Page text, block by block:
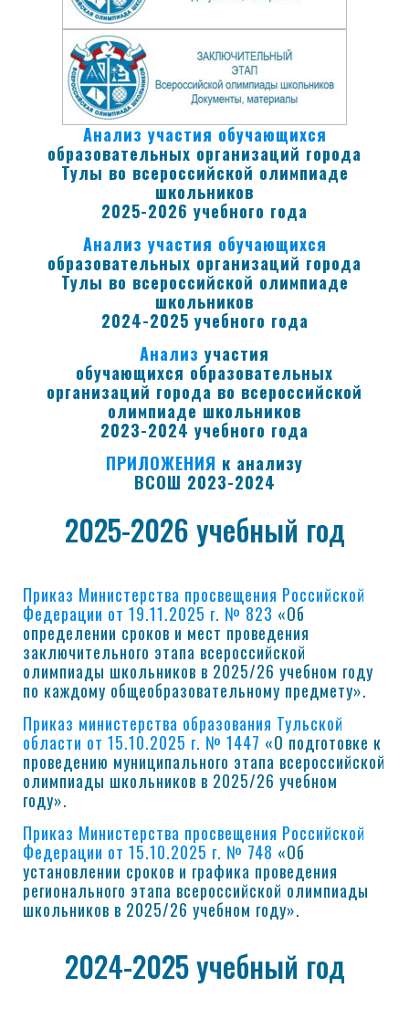
Анализ участия обучающихся
образовательных организаций города
Тулы во всероссийской олимпиаде
школьников
2025-2026 учебного года
Анализ участия обучающихся
образовательных организаций города
Тулы во всероссийской олимпиаде
школьников
2024-2025 учебного года
Анализ участия
обучающихся образовательных
организаций города во всероссийской
олимпиаде школьников
2023-2024 учебного года
ПРИЛОЖЕНИЯ к анализу
ВСОШ 2023-2024
2025-2026 учебный год
Приказ Министерства просвещения Российской
Федерации от 19.11.2025 г. № 823 «Об
определении сроков и мест проведения
заключительного этапа всероссийской
олимпиады школьников в 2025/26 учебном году
по каждому общеобразовательному предмету».
Приказ министерства образования Тульской
области от 15.10.2025 г. № 1447 «О подготовке к
проведению муниципального этапа всероссийской
олимпиады школьников в 2025/26 учебном
году».
Приказ Министерства просвещения Российской
Федерации от 15.10.2025 г. № 748 «Об
установлении сроков и графика проведения
регионального этапа всероссийской олимпиады
школьников в 2025/26 учебном году».
2024-2025 учебный год